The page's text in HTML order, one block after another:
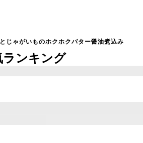
じゃがいものホクホクバター醤油煮込み
ランキング